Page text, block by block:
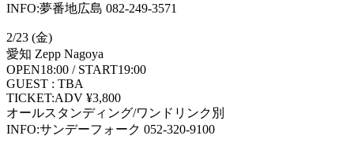
INFO:夢番地広島 082-249-3571
2/23 (金)
愛知 Zepp Nagoya
OPEN18:00 / START19:00
GUEST : TBA
TICKET:ADV ¥3,800
オールスタンディング/ワンドリンク別
INFO:サンデーフォーク 052-320-9100